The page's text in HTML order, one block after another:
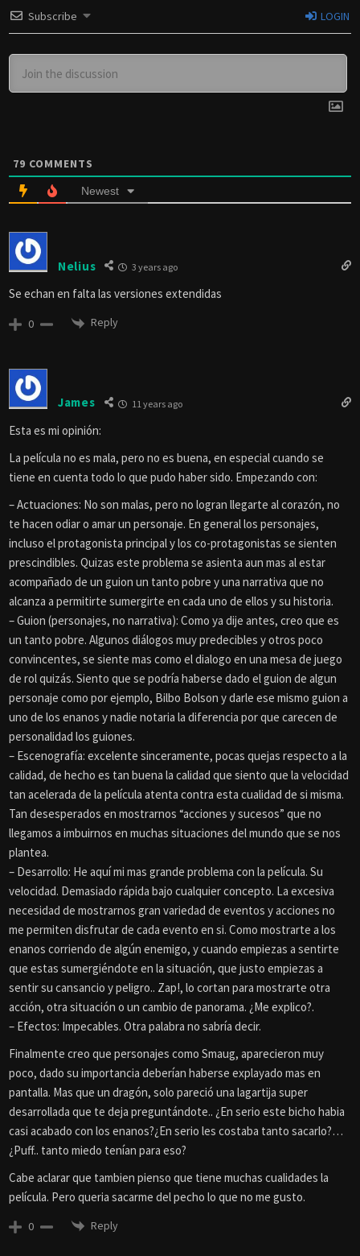
Subscribe LOGIN
79 COMMENTS
Newest
Nelius 3 years ago
Se echan en falta las versiones extendidas
0 Reply
James 11 years ago
Esta es mi opinión:
La película no es mala, pero no es buena, en especial cuando se
tiene en cuenta todo lo que pudo haber sido. Empezando con:
– Actuaciones: No son malas, pero no logran llegarte al corazón, no
te hacen odiar o amar un personaje. En general los personajes,
incluso el protagonista principal y los co-protagonistas se sienten
prescindibles. Quizas este problema se asienta aun mas al estar
acompañado de un guion un tanto pobre y una narrativa que no
alcanza a permitirte sumergirte en cada uno de ellos y su historia.
– Guion (personajes, no narrativa): Como ya dije antes, creo que es
un tanto pobre. Algunos diálogos muy predecibles y otros poco
convincentes, se siente mas como el dialogo en una mesa de juego
de rol quizás. Siento que se podría haberse dado el guion de algun
personaje como por ejemplo, Bilbo Bolson y darle ese mismo guion a
uno de los enanos y nadie notaria la diferencia por que carecen de
personalidad los guiones.
– Escenografía: excelente sinceramente, pocas quejas respecto a la
calidad, de hecho es tan buena la calidad que siento que la velocidad
tan acelerada de la película atenta contra esta cualidad de si misma.
Tan desesperados en mostrarnos “acciones y sucesos” que no
llegamos a imbuirnos en muchas situaciones del mundo que se nos
plantea.
– Desarrollo: He aquí mi mas grande problema con la película. Su
velocidad. Demasiado rápida bajo cualquier concepto. La excesiva
necesidad de mostrarnos gran variedad de eventos y acciones no
me permiten disfrutar de cada evento en si. Como mostrarte a los
enanos corriendo de algún enemigo, y cuando empiezas a sentirte
que estas sumergiéndote en la situación, que justo empiezas a
sentir su cansancio y peligro.. Zap!, lo cortan para mostrarte otra
acción, otra situación o un cambio de panorama. ¿Me explico?.
– Efectos: Impecables. Otra palabra no sabría decir.
Finalmente creo que personajes como Smaug, aparecieron muy
poco, dado su importancia deberían haberse explayado mas en
pantalla. Mas que un dragón, solo pareció una lagartija super
desarrollada que te deja preguntándote.. ¿En serio este bicho habia
casi acabado con los enanos?¿En serio les costaba tanto sacarlo?…
¿Puff.. tanto miedo tenían para eso?
Cabe aclarar que tambien pienso que tiene muchas cualidades la
película. Pero queria sacarme del pecho lo que no me gusto.
0 Reply